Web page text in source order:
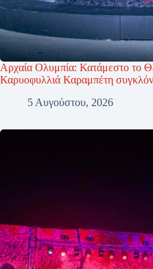
Αρχαία Ολυμπία: Κατάμεστο το
Καρυοφυλλιά Καραμπέτη
5 Αυγούστου, 2026